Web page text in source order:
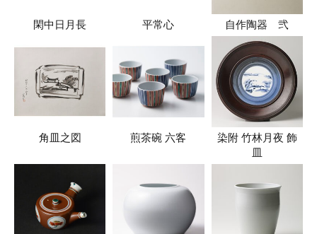
閑中日月長 平常心 自作陶器 弐
角皿之図 煎茶碗 六客
染附 竹林月夜 飾
皿